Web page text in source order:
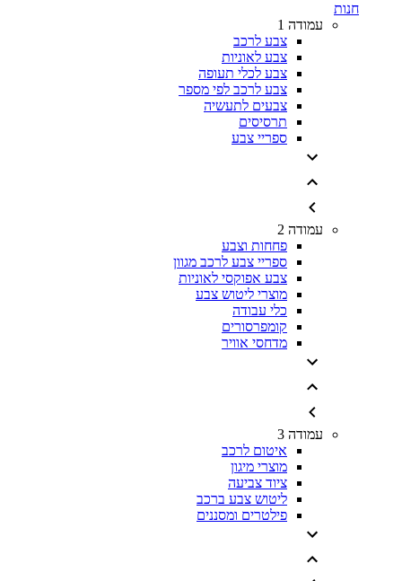
חנות
עמודה 1
צבע לרכב
צבע לאוניות
צבע לכלי תעופה
צבע לרכב לפי מספר
צבעים לתעשיה
תרסיסים
ספריי צבע
עמודה 2
פחחות וצבע
ספריי צבע לרכב מגוון
צבע אפוקסי לאוניות
מוצרי ליטוש צבע
כלי עבודה
קומפרסורים
מדחסי אוויר
עמודה 3
איטום לרכב
מוצרי מיגון
ציוד צביעה
ליטוש צבע ברכב
פילטרים ומסננים